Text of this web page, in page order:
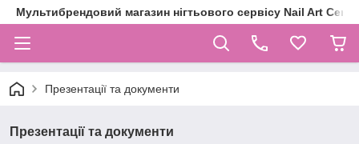
Мультибрендовий магазин нігтьового сервісу Nail Art
Презентації та документи
Презентації та документи